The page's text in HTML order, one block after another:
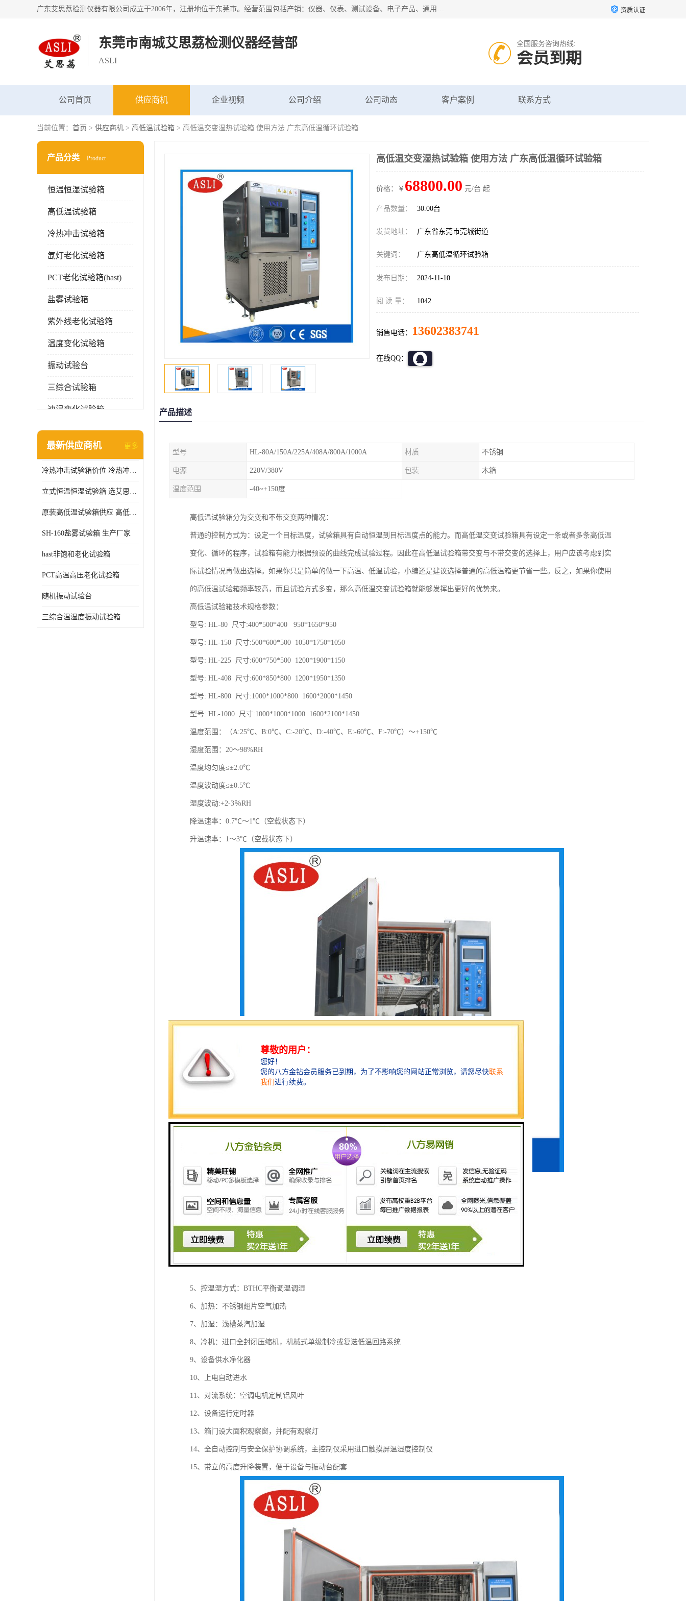
广东艾思荔检测仪器有限公司成立于2006年，注册地位于东莞市。经营范围包括产销：仪器、仪表、测试设备、电子产品、通用机械设；主要产品有： 恒温恒湿试验箱,冷热冲击试验箱,高低温试验箱,速温变化试验箱,高压加速老化试验箱,三综合试验箱,振动试验台等产品，欢迎选购。 资质认证
东莞市南城艾思荔检测仪器经营部
ASLI
全国服务咨询热线:
会员到期
公司首页 供应商机 企业视频 公司介绍 公司动态 客户案例 联系方式
当前位置： 首页 > 供应商机 > 高低温试验箱 > 高低温交变湿热试验箱 使用方法 广东高低温循环试验箱
产品分类 Product
恒温恒湿试验箱
高低温试验箱
冷热冲击试验箱
氙灯老化试验箱
PCT老化试验箱(hast)
盐雾试验箱
紫外线老化试验箱
温度变化试验箱
振动试验台
三综合试验箱
速温变化试验箱
淋雨试验箱(沙尘)
高压加速老化试验箱
最新供应商机 更多
冷热冲击试验箱价位 冷热冲击试验设备 非标定制
立式恒温恒湿试验箱 选艾思荔厂家
原装高低温试验箱供应 高低温交变湿热试验箱
SH-160盐雾试验箱 生产厂家
hast非饱和老化试验箱
PCT高温高压老化试验箱
随机振动试验台
三综合温湿度振动试验箱
高低温交变湿热试验箱 使用方法 广东高低温循环试验箱
价格：￥ 68800.00 元/台 起
产品数量： 30.00台
发货地址： 广东省东莞市莞城街道
关键词： 广东高低温循环试验箱
发布日期： 2024-11-10
阅 读 量： 1042
销售电话： 13602383741
在线QQ：
产品描述
型号 HL-80A/150A/225A/408A/800A/1000A 材质 不锈钢
电源 220V/380V 包装 木箱
温度范围 -40~+150度
高低温试验箱分为交变和不带交变两种情况：
普通的控制方式为：设定一个目标温度，试验箱具有自动恒温到目标温度点的能力。而高低温交变试验箱具有设定一条或者多条高低温
变化、循环的程序，试验箱有能力根据预设的曲线完成试验过程。因此在高低温试验箱带交变与不带交变的选择上，用户应该考虑到实
际试验情况再做出选择。如果你只是简单的做一下高温、低温试验，小编还是建议选择普通的高低温箱更节省一些。反之，如果你使用
的高低温试验箱频率较高，而且试验方式多变，那么高低温交变试验箱就能够发挥出更好的优势来。
高低温试验箱技术规格参数：
型号: HL-80 尺寸:400*500*400 950*1650*950
型号: HL-150 尺寸:500*600*500 1050*1750*1050
型号: HL-225 尺寸:600*750*500 1200*1900*1150
型号: HL-408 尺寸:600*850*800 1200*1950*1350
型号: HL-800 尺寸:1000*1000*800 1600*2000*1450
型号: HL-1000 尺寸:1000*1000*1000 1600*2100*1450
温度范围：（A:25℃、B:0℃、C:-20℃、D:-40℃、E:-60℃、F:-70℃）～+150℃
湿度范围：20～98%RH
温度均匀度≤±2.0℃
温度波动度≤±0.5℃
湿度波动:+2-3％RH
降温速率：0.7℃～1℃（空载状态下）
升温速率：1～3℃（空载状态下）
高低温试验箱的结构特征：
1、内壁：进口SUS304不锈钢
2、外壳：冷轧板静电喷涂
3、保温材料：硬质聚氨脂发泡或超细玻璃棉，具有保温性有好等特点
5、控温湿方式：BTHC平衡调温调湿
6、加热：不锈钢翅片空气加热
7、加湿：浅槽蒸汽加湿
8、冷机：进口全封闭压缩机，机械式单级制冷或复迭低温回路系统
9、设备供水净化器
10、上电自动进水
11、对流系统：空调电机定制铝风叶
12、设备运行定时器
13、箱门设大面积观察窗，并配有观察灯
14、全自动控制与安全保护协调系统，主控制仪采用进口触摸屏温湿度控制仪
15、带立的高度升降装置，便于设备与振动台配套